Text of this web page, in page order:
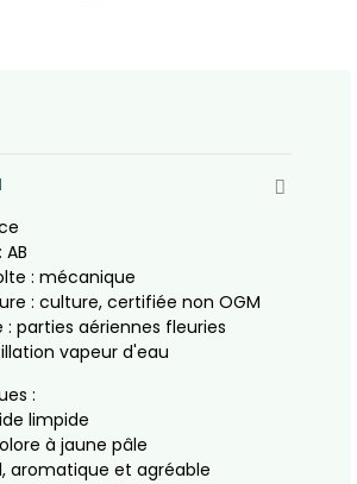
: mécanique
: culture, certifiée non OGM
: parties aériennes fleuries
vapeur d'eau
:
limpide
à jaune pâle
aromatique et agréable